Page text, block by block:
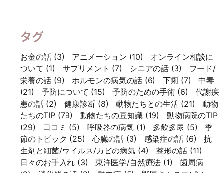
タグ
お金の話 (3) アニメーション (10)
オンライン相談に
ついて (1) サプリメント (7) シニアの話 (3)
フード/
栄養の話 (9) ホルモンの病気の話 (6) 下痢 (7)
中毒
(21)
予防について (15) 予防のための手術 (6)
代謝疾
患の話 (2) 健康診断 (8) 動物たちとの生活 (21)
動物
たちのTIP (79) 動物たちの豆知識 (19)
動物病院のTIP
(29)
口コミ (5) 呼吸器の病気 (1) 多飲多尿 (5)
季
節のトピック (25) 心臓の話 (3) 感染症の話 (6)
抗
生剤と細菌/ウイルス/カビの病気 (4) 整形の話 (11)
日々のお手入れ (3) 東洋医学/自然療法 (1)
歯周病